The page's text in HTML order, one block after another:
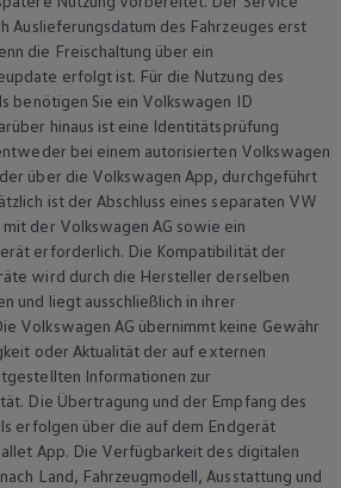
Auslieferungsdatum des Fahrzeuges erst
die Freischaltung über ein
erfolgt ist. Für die Nutzung des
benötigen Sie ein Volkswagen ID
hinaus ist eine Identitätsprüfung
bei einem autorisierten Volkswagen
über die Volkswagen App, durchgeführt
ist der Abschluss eines separaten VW
der Volkswagen AG sowie ein
erforderlich. Die Kompatibilität der
wird durch die Hersteller derselben
und liegt ausschließlich in ihrer
Volkswagen AG übernimmt keine Gewähr
oder Aktualität der auf externen
Informationen zur
Die Übertragung und der Empfang des
erfolgen über die auf dem Endgerät
App. Die Verfügbarkeit des digitalen
nach Land, Fahrzeugmodell, Ausstattung und